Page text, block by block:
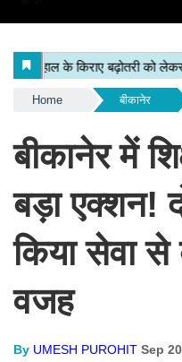
Home बीकानेर
बीकानेर में
बड़ा एक्शन!
किया सेवा से
वजह
By UMESH PUROHIT Sep